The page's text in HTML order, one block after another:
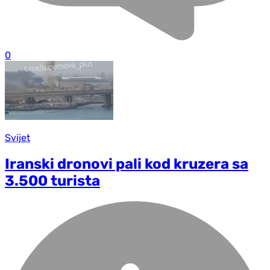
0
Svijet
Iranski dronovi pali kod kruzera sa
3.500 turista